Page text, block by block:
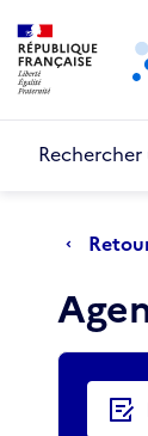
Aller au menu